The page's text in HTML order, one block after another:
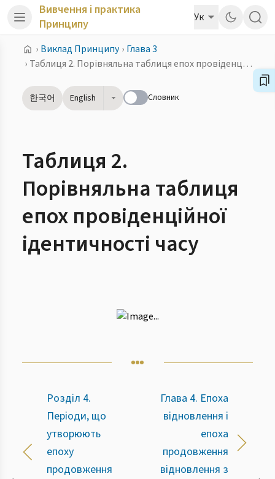
Вивчення і практика
Принципу
Ук
› Виклад Принципу › Глава 3
›
Таблиця 2. Порівняльна таблиця епох провіденційної ідентичності часу
한국어 English Словник
Таблиця 2.
Порівняльна таблиця
епох провіденційної
ідентичності часу
Розділ 4.
Періоди, що
утворюють
епоху
продовження
Глава 4. Епоха
відновлення і
епоха
продовження
відновлення з